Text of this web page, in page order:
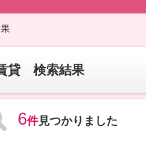
貸 検索結果
6件見つかりました